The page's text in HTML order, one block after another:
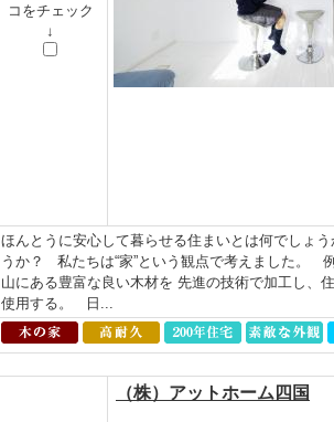
コをチェック
↓
ほんとうに安心して暮らせる住まいとは何でしょ
うか？ 私たちは“家”という観点で考えました。
山にある豊富な良い木材を 先進の技術で加工し、
使用する。 日...
（株）アットホーム四国